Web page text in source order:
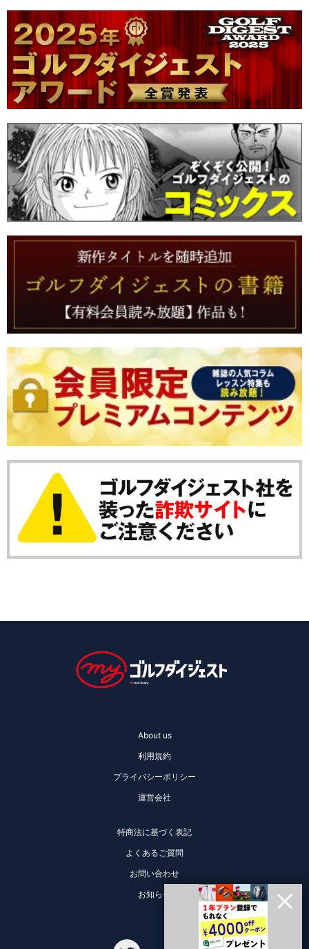
About us
利用規約
プライバシーポリシー
運営会社
特商法に基づく表記
よくあるご質問
お問い合わせ
お知らせ